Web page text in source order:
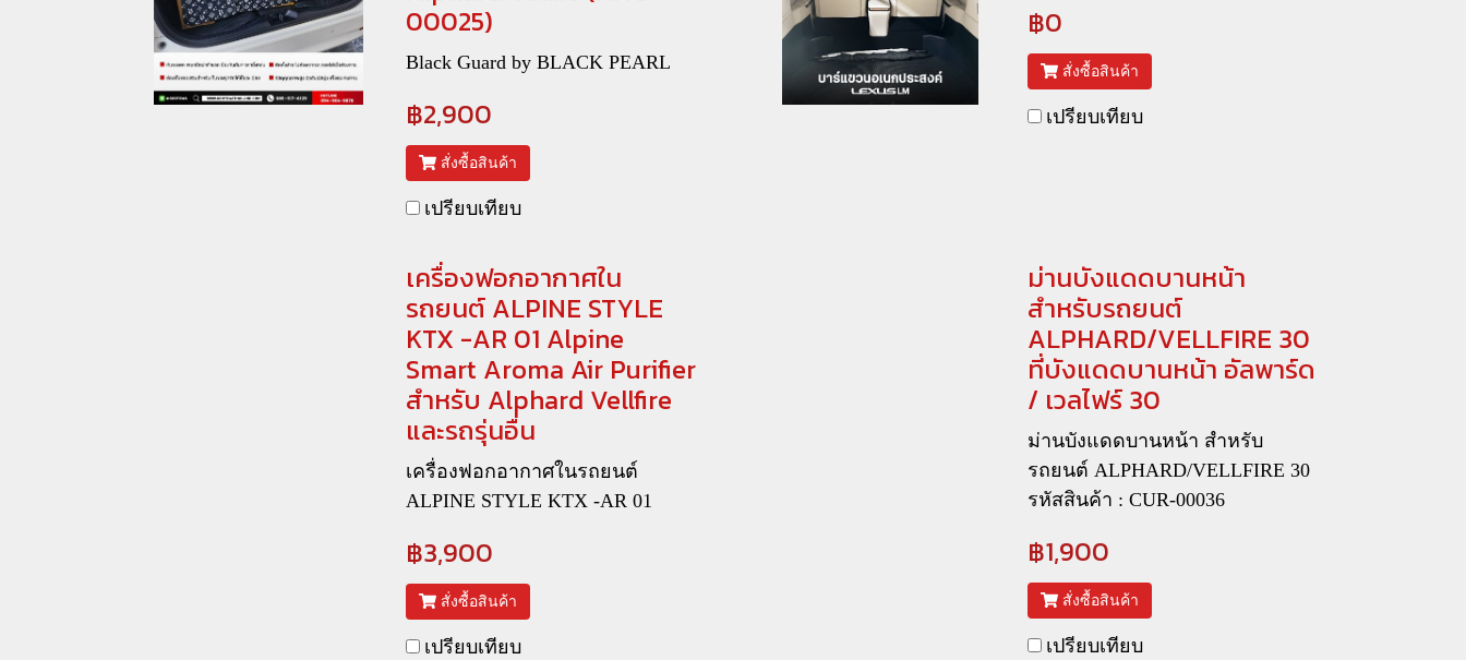
00025)
Black Guard by BLACK PEARL
฿2,900
สั่งซื้อสินค้า
เปรียบเทียบ
฿0
สั่งซื้อสินค้า
เปรียบเทียบ
เครื่องฟอกอากาศใน
รถยนต์ ALPINE STYLE
KTX -AR 01 Alpine
Smart Aroma Air Purifier
สำหรับ Alphard Vellfire
และรถรุ่นอื่น
เครื่องฟอกอากาศในรถยนต์
ALPINE STYLE KTX -AR 01
฿3,900
สั่งซื้อสินค้า
เปรียบเทียบ
ม่านบังแดดบานหน้า
สำหรับรถยนต์
ALPHARD/VELLFIRE 30
ที่บังแดดบานหน้า อัลพาร์ด
/ เวลไฟร์ 30
ม่านบังแดดบานหน้า สำหรับ
รถยนต์ ALPHARD/VELLFIRE 30
รหัสสินค้า : CUR-00036
฿1,900
สั่งซื้อสินค้า
เปรียบเทียบ